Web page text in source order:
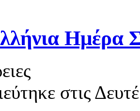
Ημέρα
στις